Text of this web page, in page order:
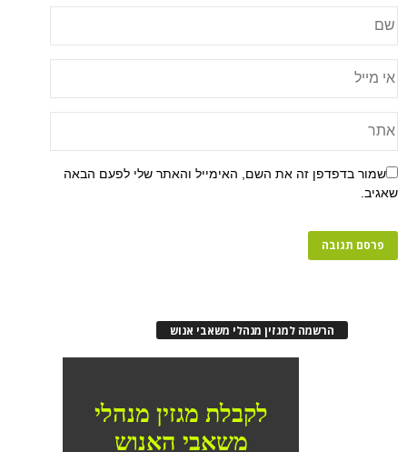
שמור בדפדפן זה את השם, האימייל והאתר שלי לפעם הבאה
שאגיב.
הרשמה למגזין מנהלי משאבי אנוש